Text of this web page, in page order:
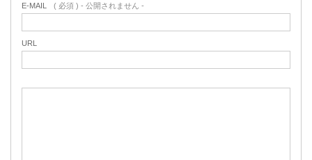
E-MAIL ( 必須 ) - 公開されません -
URL